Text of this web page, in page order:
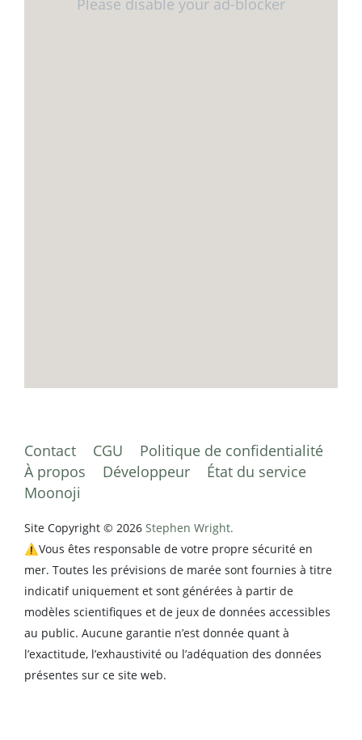
Contact CGU
Politique de confidentialité
À propos
Développeur
État du service
Moonoji
Site Copyright © 2026 Stephen Wright.
⚠️Vous êtes responsable de votre propre sécurité en
mer. Toutes les prévisions de marée sont fournies à titre
indicatif uniquement et sont générées à partir de
modèles scientifiques et de jeux de données accessibles
au public. Aucune garantie n’est donnée quant à
l’exactitude, l’exhaustivité ou l’adéquation des données
présentes sur ce site web.